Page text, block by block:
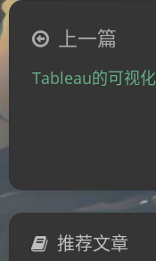
∠( ᐛ 」∠)＿
୧(๑•̀⌄•́๑)૭
Σ(っ °Д °;)っ
╮(╯▽╰)╭
上一篇
Tableau的可视
推荐文章